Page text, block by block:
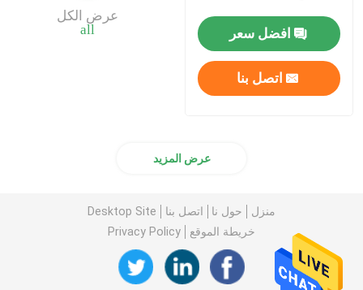
افضل سعر
اتصل بنا
all
عرض الكل
عرض المزيد
منزل حول نا اتصل بنا
Desktop Site
خريطة الموقع
Privacy Policy